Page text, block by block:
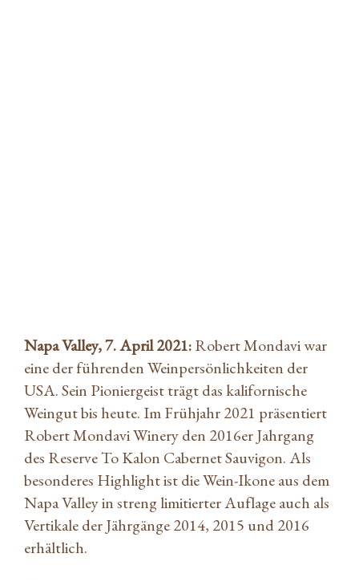
Napa Valley, 7. April 2021:Robert Mondavi war
eine der führenden Weinpersönlichkeiten der
USA. Sein Pioniergeist trägt das kalifornische
Weingut bis heute. Im Frühjahr 2021 präsentiert
Robert Mondavi Winery den 2016er Jahrgang
des Reserve To Kalon Cabernet Sauvigon. Als
besonderes Highlight ist die Wein-Ikone aus dem
Napa Valley in streng limitierter Auflage auch als
Vertikale der Jährgänge 2014, 2015 und 2016
erhältlich.